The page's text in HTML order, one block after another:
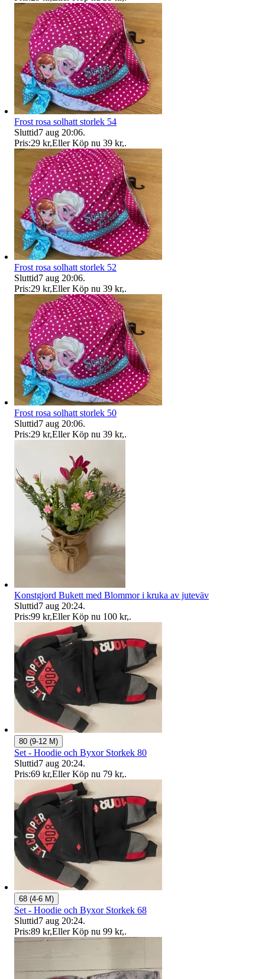
Frost rosa solhatt storlek 54
Sluttid7 aug 20:06.
Pris:29 kr,Eller Köp nu 39 kr,.
Frost rosa solhatt storlek 52
Sluttid7 aug 20:06.
Pris:29 kr,Eller Köp nu 39 kr,.
Frost rosa solhatt storlek 50
Sluttid7 aug 20:06.
Pris:29 kr,Eller Köp nu 39 kr,.
Konstgjord Bukett med Blommor i kruka av juteväv
Sluttid7 aug 20:24.
Pris:99 kr,Eller Köp nu 100 kr,.
80 (9-12 M)
Set - Hoodie och Byxor Storkek 80
Sluttid7 aug 20:24.
Pris:69 kr,Eller Köp nu 79 kr,.
68 (4-6 M)
Set - Hoodie och Byxor Storkek 68
Sluttid7 aug 20:24.
Pris:89 kr,Eller Köp nu 99 kr,.